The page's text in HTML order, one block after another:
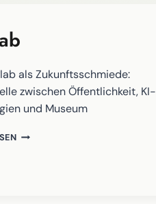
als Zukunftsschmiede:
zwischen Öffentlichkeit, KI-
und Museum
DATALAB